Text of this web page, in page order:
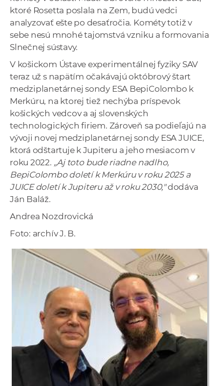
ktoré Rosetta poslala na Zem, budú vedci
analyzovať ešte po desaťročia. Kométy totiž v
sebe nesú mnohé tajomstvá vzniku a formovania
Slnečnej sústavy.
V košickom Ústave experimentálnej fyziky SAV
teraz už s napätím očakávajú októbrový štart
medziplanetárnej sondy ESA BepiColombo k
Merkúru, na ktorej tiež nechýba príspevok
košických vedcov a aj slovenských
technologických firiem. Zároveň sa podieľajú na
vývoji novej medziplanetárnej sondy ESA JUICE,
ktorá odštartuje k Jupiteru a jeho mesiacom v
roku 2022. „Aj toto bude riadne nadlho,
BepiColombo doletí k Merkúru v roku 2025 a
JUICE doletí k Jupiteru až v roku 2030,"dodáva
Ján Baláž.
Andrea Nozdrovická
Foto: archív J. B.